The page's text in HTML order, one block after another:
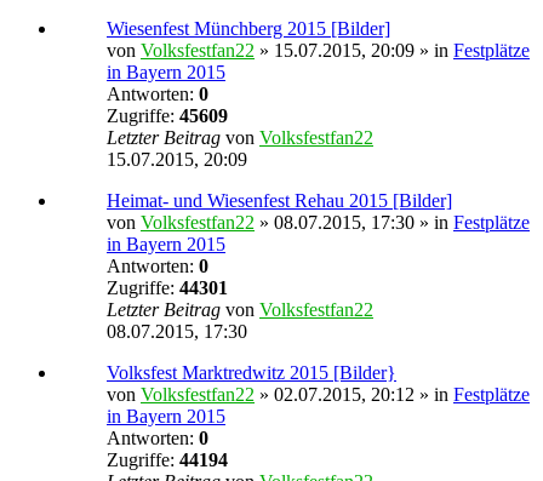
Wiesenfest Münchberg 2015 [Bilder]
von Volksfestfan22 » 15.07.2015, 20:09 » in Festplätze
in Bayern 2015
Antworten: 0
Zugriffe: 45609
Letzter Beitrag von Volksfestfan22
15.07.2015, 20:09
Heimat- und Wiesenfest Rehau 2015 [Bilder]
von Volksfestfan22 » 08.07.2015, 17:30 » in Festplätze
in Bayern 2015
Antworten: 0
Zugriffe: 44301
Letzter Beitrag von Volksfestfan22
08.07.2015, 17:30
Volksfest Marktredwitz 2015 [Bilder}
von Volksfestfan22 » 02.07.2015, 20:12 » in Festplätze
in Bayern 2015
Antworten: 0
Zugriffe: 44194